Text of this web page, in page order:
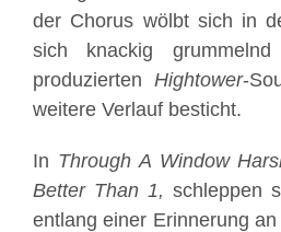
der Chorus wölbt sich in
sich knackig
produzierten Hightower-
weitere Verlauf besticht.
In Through A Window
Better Than 1, schleppen
entlang einer Erinnerung